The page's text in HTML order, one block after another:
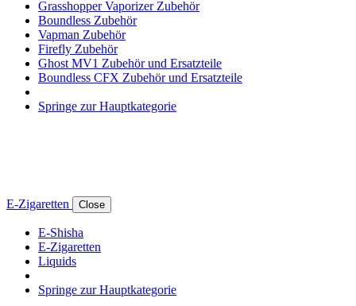
Grasshopper Vaporizer Zubehör
Boundless Zubehör
Vapman Zubehör
Firefly Zubehör
Ghost MV1 Zubehör und Ersatzteile
Boundless CFX Zubehör und Ersatzteile
Springe zur Hauptkategorie
E-Zigaretten Close
E-Shisha
E-Zigaretten
Liquids
Springe zur Hauptkategorie